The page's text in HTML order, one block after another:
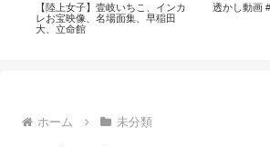
【陸上女子】壹岐いちこ、インカ
レお宝映像、名場面集、早稲田
大、立命館
透かし動画
ホーム 未分類